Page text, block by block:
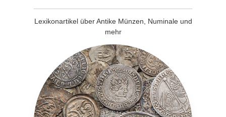
Lexikonartikel über Antike Münzen, Numinale und
mehr